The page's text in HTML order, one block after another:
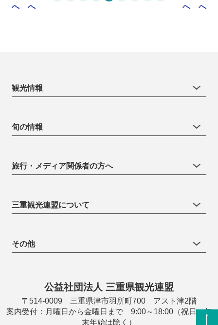
へ
へ
へ
へ
観光情報
旬の情報
旅行・メディア関係者の方へ
三重観光連盟について
その他
公益社団法人 三重県観光連盟
〒514-0009 三重県津市羽所町700 アスト津2階
案内受付：月曜日から金曜日まで 9:00～18:00（祝日・年
末年始は除く）